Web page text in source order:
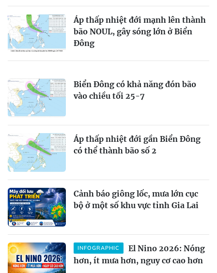
Áp thấp nhiệt đới mạnh lên thành
bão NOUL, gây sóng lớn ở Biển
Đông
Biển Đông có khả năng đón bão
vào chiều tối 25-7
Áp thấp nhiệt đới gần Biển Đông
có thể thành bão số 2
Cảnh báo giông lốc, mưa lớn cục
bộ ở một số khu vực tỉnh Gia Lai
INFOGRAPHIC
El Nino 2026: Nóng
hơn, ít mưa hơn, nguy cơ cao hơn